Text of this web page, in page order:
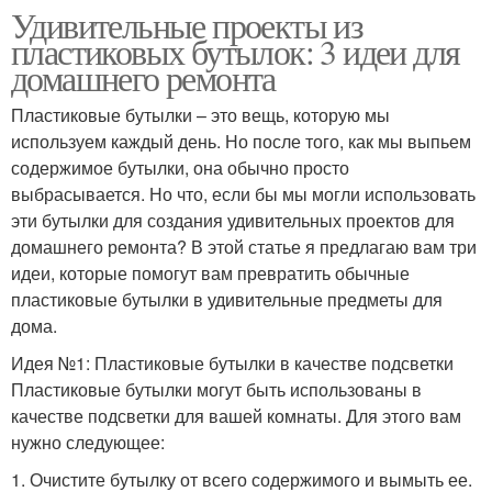
Удивительные проекты из
пластиковых бутылок: 3 идеи для
домашнего ремонта
Пластиковые бутылки – это вещь, которую мы
используем каждый день. Но после того, как мы выпьем
содержимое бутылки, она обычно просто
выбрасывается. Но что, если бы мы могли использовать
эти бутылки для создания удивительных проектов для
домашнего ремонта? В этой статье я предлагаю вам три
идеи, которые помогут вам превратить обычные
пластиковые бутылки в удивительные предметы для
дома.
Идея №1: Пластиковые бутылки в качестве подсветки
Пластиковые бутылки могут быть использованы в
качестве подсветки для вашей комнаты. Для этого вам
нужно следующее:
1. Очистите бутылку от всего содержимого и вымыть ее.